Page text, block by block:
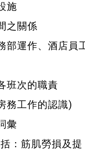
施
之關係
部運作、酒店員
班次的職責
務工作的認識)
彙
：筋肌勞損及提